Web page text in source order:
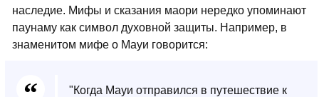
наследие. Мифы и сказания маори нередко упоминают
паунаму как символ духовной защиты. Например, в
знаменитом мифе о Мауи говорится:
"Когда Мауи отправился в путешествие к